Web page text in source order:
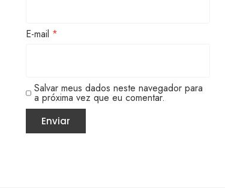
E-mail *
Salvar meus dados neste navegador para
a próxima vez que eu comentar.